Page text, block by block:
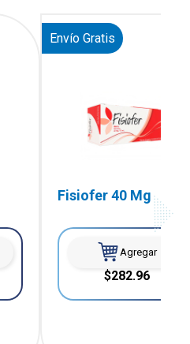
Envío Gratis
Fisiofer 40 Mg
Agregar
$282.96